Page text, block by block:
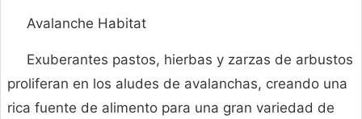
Avalanche Habitat
Exuberantes pastos, hierbas y zarzas de arbustos
proliferan en los aludes de avalanchas, creando una
rica fuente de alimento para una gran variedad de